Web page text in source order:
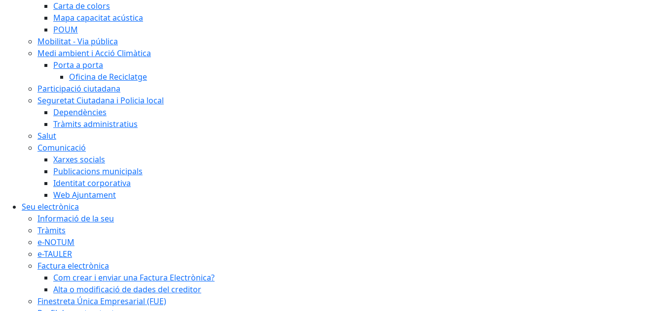
Carta de colors
Mapa capacitat acústica
POUM
Mobilitat - Via pública
Medi ambient i Acció Climàtica
Porta a porta
Oficina de Reciclatge
Participació ciutadana
Seguretat Ciutadana i Policia local
Dependències
Tràmits administratius
Salut
Comunicació
Xarxes socials
Publicacions municipals
Identitat corporativa
Web Ajuntament
Seu electrònica
Informació de la seu
Tràmits
e-NOTUM
e-TAULER
Factura electrònica
Com crear i enviar una Factura Electrònica?
Alta o modificació de dades del creditor
Finestreta Única Empresarial (FUE)